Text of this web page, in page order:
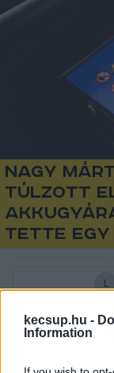
kecsup.hu -
Information
Nagy
túlzott
tette egy
L
1 perc